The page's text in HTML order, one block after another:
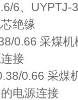
6、UYPTJ-
绝缘
0.66 采煤
接
0.66 采煤
电源连接